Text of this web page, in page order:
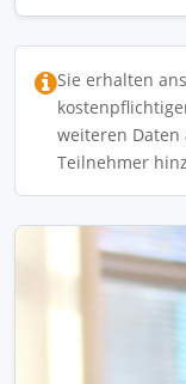
Sie erhalten
weiteren Daten
Teilnehmer